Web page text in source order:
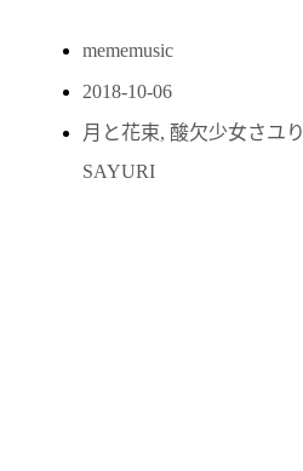
mememusic
2018-10-06
月と花束, 酸欠少女さユり
SAYURI